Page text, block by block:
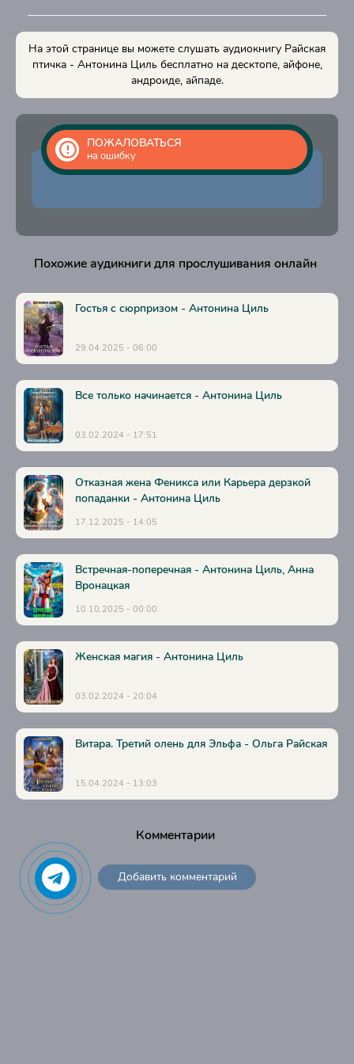
16
17
19
20
21
На этой странице вы можете слушать аудиокнигу Райская
птичка - Антонина Циль бесплатно на десктопе, айфоне,
андроиде, айпаде.
ПОЖАЛОВАТЬСЯ
на ошибку
Похожие аудикниги для прослушивания онлайн
Гостья с сюрпризом - Антонина Циль
29.04.2025 - 06:00
Все только начинается - Антонина Циль
03.02.2024 - 17:51
Отказная жена Феникса или Карьера дерзкой
попаданки - Антонина Циль
17.12.2025 - 14:05
Встречная-поперечная - Антонина Циль, Анна
Вронацкая
10.10.2025 - 00:00
Женская магия - Антонина Циль
03.02.2024 - 20:04
Витара. Третий олень для Эльфа - Ольга Райская
15.04.2024 - 13:03
Комментарии
Добавить комментарий